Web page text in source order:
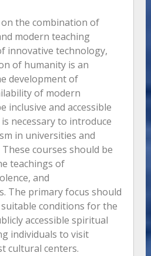
on the combination of
modern teaching
innovative technology,
of humanity is an
development of
of modern
inclusive and accessible
necessary to introduce
in universities and
courses should be
teachings of
and
The primary focus should
conditions for the
accessible spiritual
individuals to visit
cultural centers.